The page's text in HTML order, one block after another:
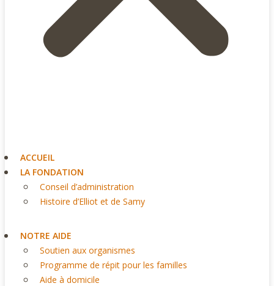
ACCUEIL
LA FONDATION
Conseil d’administration
Histoire d’Elliot et de Samy
NOTRE AIDE
Soutien aux organismes
Programme de répit pour les familles
Aide à domicile